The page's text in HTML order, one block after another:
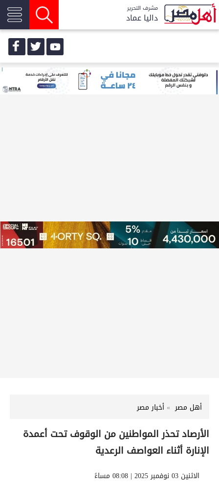
مشرف التحرير
داليا عماد
أهل مصر أخبار مصر
الأرصاد تحذر المواطنين من الوقوف تحت أعمدة
الإنارة أثناء العواصف الرعدية
الاثنين 03 نوفمبر 2025 | 08:08 مساءً